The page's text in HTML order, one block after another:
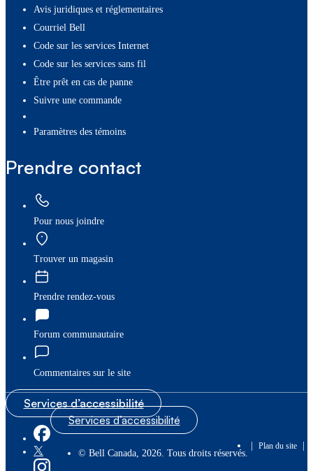
Avis juridiques et réglementaires
Courriel Bell
Code sur les services Internet
Code sur les services sans fil
Être prêt en cas de panne
Suivre une commande
paramètres des témoins
Prendre contact
Pour nous joindre
Trouver un magasin
Prendre rendez-vous
Forum communautaire
Commentaires sur le site
Services d’accessibilité
Services d’accessibilité
© Bell Canada, 2026. Tous droits réservés.
| Plan du site |